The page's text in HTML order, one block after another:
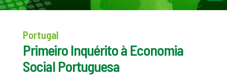
Portugal
Primeiro Inquérito à Economia
Social Portuguesa